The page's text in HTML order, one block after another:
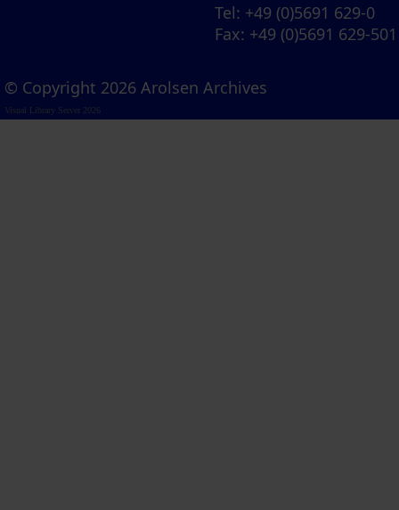
Tel: +49 (0)5691 629-0
Fax: +49 (0)5691 629-501
© Copyright 2026 Arolsen Archives
Visual Library Server 2026